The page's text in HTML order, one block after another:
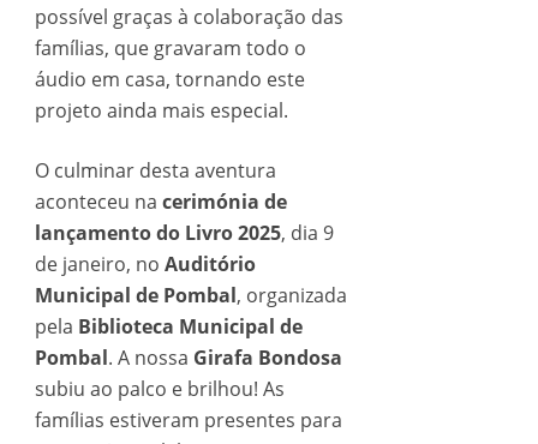
possível graças à colaboração das
famílias, que gravaram todo o
áudio em casa, tornando este
projeto ainda mais especial.
O culminar desta aventura
aconteceu na cerimónia de
lançamento do Livro 2025, dia 9
de janeiro, no Auditório
Municipal de Pombal, organizada
pela Biblioteca Municipal de
Pombal. A nossa Girafa Bondosa
subiu ao palco e brilhou! As
famílias estiveram presentes para